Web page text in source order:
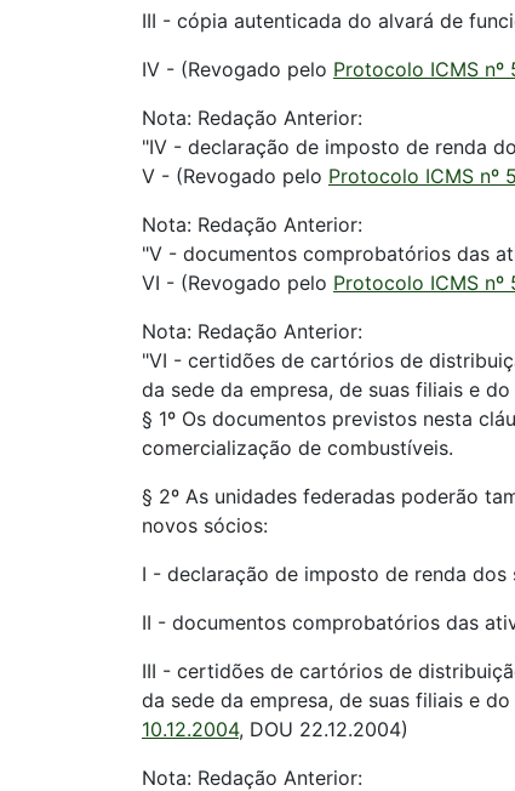
III - cópia autenticada do alvará de
IV - (Revogado pelo Protocolo ICMS nº
Nota: Redação Anterior:
"IV - declaração de imposto de renda
V - (Revogado pelo Protocolo ICMS nº
Nota: Redação Anterior:
"V - documentos comprobatórios das
VI - (Revogado pelo Protocolo ICMS nº
Nota: Redação Anterior:
"VI - certidões de cartórios de
da sede da empresa, de suas filiais e
§ 1º Os documentos previstos nesta
comercialização de combustíveis.
§ 2º As unidades federadas poderão
novos sócios:
I - declaração de imposto de renda
II - documentos comprobatórios das
III - certidões de cartórios de
da sede da empresa, de suas filiais e
10.12.2004, DOU 22.12.2004)
Nota: Redação Anterior: